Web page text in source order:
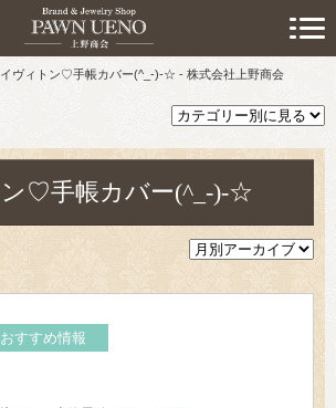
ヴィトン♡手帳カバー(^_-)-☆ - 株式会社上野商会
♡手帳カバー(^_-)-☆
おすすめ情報
> 初めての方へ
> 預けたい方
> 売りたい方
> 買いたい方
> 取り扱い品目
> 商品情報
> スタッフおすすめ情報